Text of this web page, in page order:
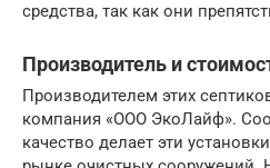
средства, так как они
Производитель и
Производителем этих
компания «ООО ЭкоЛайф».
качество делает эти